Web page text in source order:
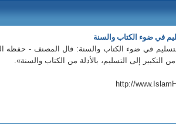
في ضوء الكتاب والسنة
في ضوء الكتاب والسنة: قال المصنف - حفظه
إلى التسليم، بالأدلة من الكتاب والسنة».